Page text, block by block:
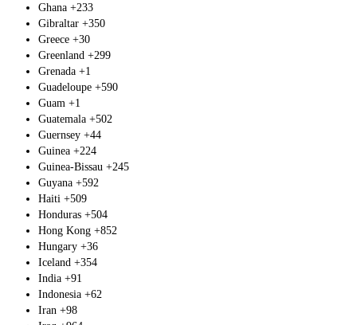
Ghana +233
Gibraltar +350
Greece +30
Greenland +299
Grenada +1
Guadeloupe +590
Guam +1
Guatemala +502
Guernsey +44
Guinea +224
Guinea-Bissau +245
Guyana +592
Haiti +509
Honduras +504
Hong Kong +852
Hungary +36
Iceland +354
India +91
Indonesia +62
Iran +98